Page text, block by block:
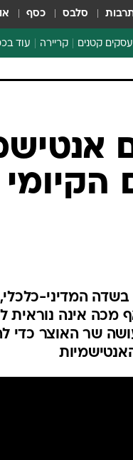
סלבס כסף
עסקים קטנים קריירה עוד
ספורט
המדיני-כלכלי,
מכה אינה
שר האוצר כדי